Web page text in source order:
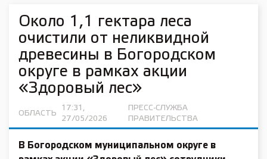
Около 1,1 гектара леса
очистили от неликвидной
древесины в Богородском
округе в рамках акции
«Здоровый лес»
ОБЛАСТЬ
17:31,
27/05/2026
ПРЕСС-СЛУЖБА
ПРАВИТЕЛЬСТВА
В Богородском муниципальном округе в